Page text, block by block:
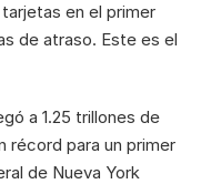
tarjetas en el primer
de atraso. Este es el
a 1.25 trillones de
récord para un primer
de Nueva York